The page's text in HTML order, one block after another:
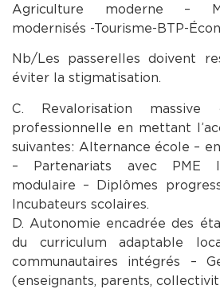
Agriculture moderne –
modernisés -Tourisme-BTP-
Nb/Les passerelles doivent
éviter la stigmatisation.
C. Revalorisation
professionnelle en mettant
suivantes : Alternance école –
– Partenariats avec PME
modulaire – Diplômes
Incubateurs scolaires.
D. Autonomie encadrée des
du curriculum adaptable
communautaires intégrés –
(enseignants, parents,